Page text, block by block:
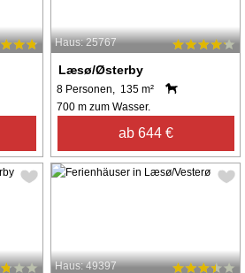
Haus: 25767
Læsø/Østerby
8 Personen, 135 m²
700 m zum Wasser.
ab 644 €
Haus: 49397